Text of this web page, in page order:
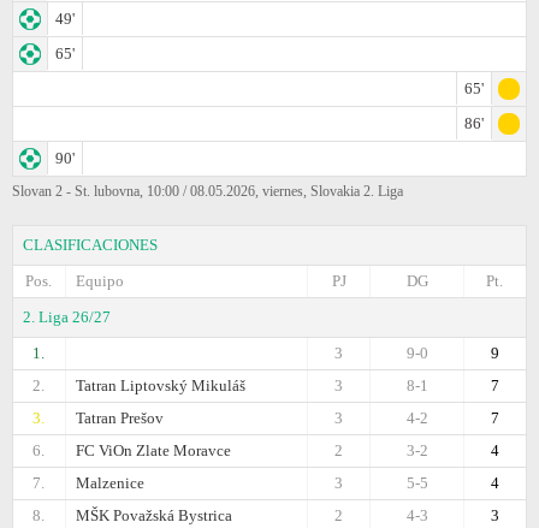
49'
65'
65'
86'
90'
Slovan 2 - St. lubovna, 10:00 / 08.05.2026, viernes, Slovakia 2. Liga
CLASIFICACIONES
Pos.
Equipo Pt.
DG
PJ
2. Liga 26/27
1.
9
9-0
3
2.
Tatran Liptovský Mikuláš 7
8-1
3
3.
Tatran Prešov 7
4-2
3
6.
FC ViOn Zlate Moravce 4
3-2
2
7.
Malzenice 4
5-5
3
8.
MŠK Považská Bystrica 3
4-3
2